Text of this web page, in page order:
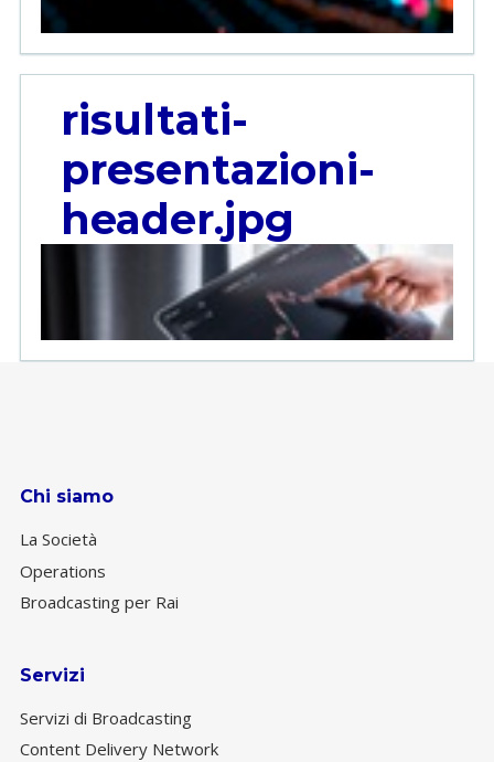
risultati-
presentazioni-
header.jpg
Chi siamo
La Società
Operations
Broadcasting per Rai
Servizi
Servizi di Broadcasting
Content Delivery Network